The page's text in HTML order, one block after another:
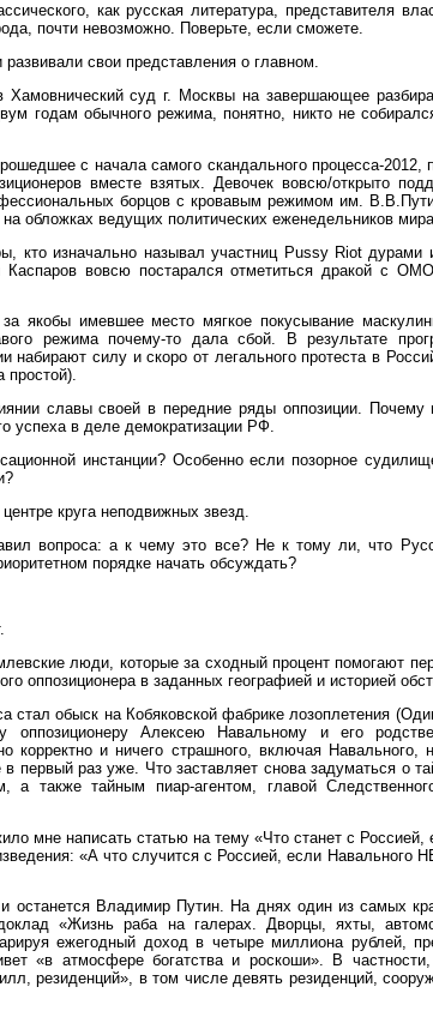
как русская литература, представителя
почти невозможно. Поверьте, если сможете.
свои представления о главном.
суд г. Москвы на завершающее
годам обычного режима, понятно, никто не
с начала самого скандального процесса-2012,
вместе взятых. Девочек вовсю/открыто
борцов с кровавым режимом им.
обложках ведущих политических еженедельников
кто изначально называл участниц Pussy Riot
Каспаров вовсю постарался отметиться дракой с
якобы имевшее место мягкое покусывание
режима почему-то дала сбой. В результате
набирают силу и скоро от легального протеста в
простой).
славы своей в передние ряды оппозиции. Почему
успеха в деле демократизации РФ.
инстанции? Особенно если позорное
круга неподвижных звезд.
вопроса: а к чему это все? Не к тому ли, что
порядке начать обсуждать?
люди, которые за сходный процент помогают
оппозиционера в заданных географией и историей
стал обыск на Кобяковской фабрике лозоплетения
оппозиционеру Алексею Навальному и его
корректно и ничего страшного, включая
раз уже. Что заставляет снова задуматься о
также тайным пиар-агентом, главой
мне написать статью на тему «Что станет с Россией,
«А что случится с Россией, если Навального
останется Владимир Путин. На днях один из самых
«Жизнь раба на галерах. Дворцы, яхты,
ежегодный доход в четыре миллиона рублей,
«в атмосфере богатства и роскоши». В
резиденций», в том числе девять резиденций,